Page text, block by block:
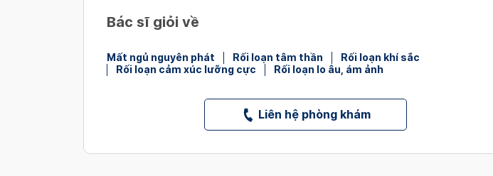
Bác sĩ giỏi về
Mất ngủ nguyên phát Rối loạn tâm thần
Rối loạn khí sắc
Rối loạn cảm xúc lưỡng cực
Rối loạn lo âu, ám ảnh
Liên hệ phòng khám